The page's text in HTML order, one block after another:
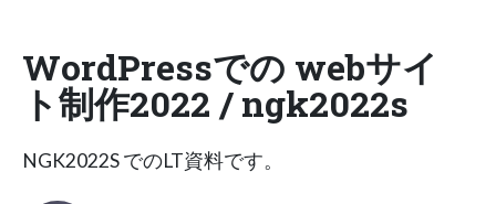
WordPressでの webサイ
ト制作2022 / ngk2022s
NGK2022S でのLT資料です。